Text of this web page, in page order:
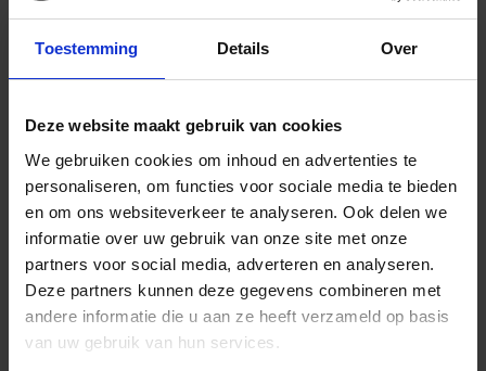
Toestemming Details Over
Deze website maakt gebruik van cookies
We gebruiken cookies om inhoud en advertenties te
personaliseren, om functies voor sociale media te bieden
en om ons websiteverkeer te analyseren. Ook delen we
informatie over uw gebruik van onze site met onze
partners voor social media, adverteren en analyseren.
Deze partners kunnen deze gegevens combineren met
andere informatie die u aan ze heeft verzameld op basis
van uw gebruik van hun services.